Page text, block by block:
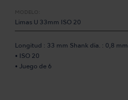
MODELO:
Limas U 33mm ISO 20
Longitud : 33 mm Shank dia. : 0,8 mm
• ISO 20
• Juego de 6